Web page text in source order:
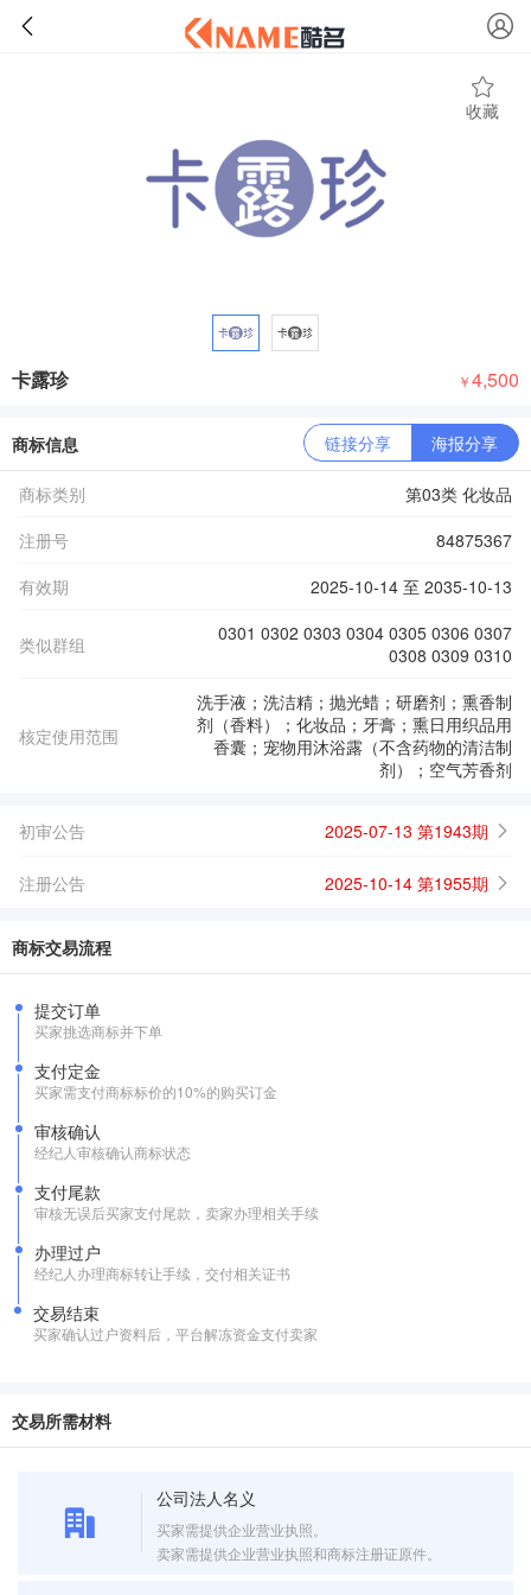
收藏
卡露珍 ￥4,500
商标信息 链接分享 海报分享
商标类别
第03类 化妆品
注册号
84875367
有效期
2025-10-14 至 2035-10-13
类似群组
0301 0302 0303 0304 0305 0306 0307
0308 0309 0310
核定使用范围
洗手液；洗洁精；抛光蜡；研磨剂；熏香制
剂（香料）；化妆品；牙膏；熏日用织品用
香囊；宠物用沐浴露（不含药物的清洁制
剂）；空气芳香剂
初审公告 2025-07-13 第1943期
注册公告 2025-10-14 第1955期
商标交易流程
提交订单
买家挑选商标并下单
支付定金
买家需支付商标标价的10%的购买订金
审核确认
经纪人审核确认商标状态
支付尾款
审核无误后买家支付尾款，卖家办理相关手续
办理过户
经纪人办理商标转让手续，交付相关证书
交易结束
买家确认过户资料后，平台解冻资金支付卖家
交易所需材料
公司法人名义
买家需提供企业营业执照。
卖家需提供企业营业执照和商标注册证原件。